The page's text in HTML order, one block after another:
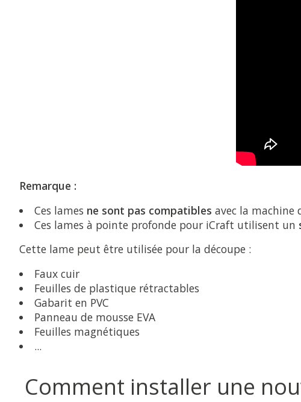
Remarque :
Ces lames ne sont pas compatibles avec la machine
Ces lames à pointe profonde pour iCraft utilisent un
Cette lame peut être utilisée pour la découpe :
Faux cuir
Feuilles de plastique rétractables
Gabarit en PVC
Panneau de mousse EVA
Feuilles magnétiques
...
Comment installer une